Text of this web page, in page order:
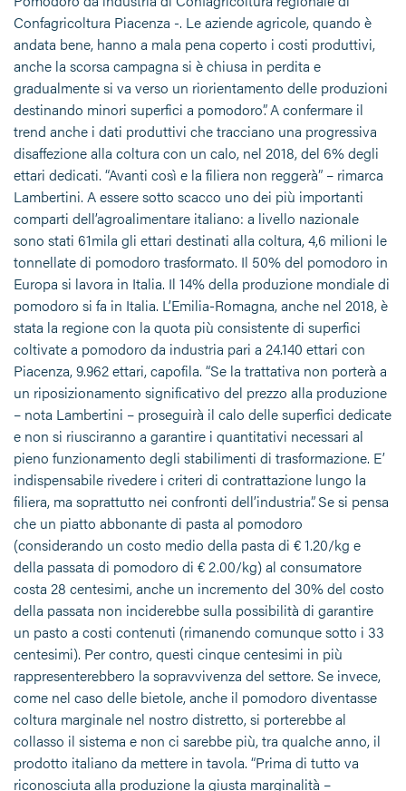
Confagricoltura Piacenza -. Le aziende agricole, quando è
andata bene, hanno a mala pena coperto i costi produttivi,
anche la scorsa campagna si è chiusa in perdita e
gradualmente si va verso un riorientamento delle produzioni
destinando minori superfici a pomodoro”. A confermare il
trend anche i dati produttivi che tracciano una progressiva
disaffezione alla coltura con un calo, nel 2018, del 6% degli
ettari dedicati. “Avanti così e la filiera non reggerà” – rimarca
Lambertini. A essere sotto scacco uno dei più importanti
comparti dell’agroalimentare italiano: a livello nazionale
sono stati 61mila gli ettari destinati alla coltura, 4,6 milioni le
tonnellate di pomodoro trasformato. Il 50% del pomodoro in
Europa si lavora in Italia. Il 14% della produzione mondiale di
pomodoro si fa in Italia. L’Emilia-Romagna, anche nel 2018, è
stata la regione con la quota più consistente di superfici
coltivate a pomodoro da industria pari a 24.140 ettari con
Piacenza, 9.962 ettari, capofila. “Se la trattativa non porterà a
un riposizionamento significativo del prezzo alla produzione
– nota Lambertini – proseguirà il calo delle superfici dedicate
e non si riusciranno a garantire i quantitativi necessari al
pieno funzionamento degli stabilimenti di trasformazione. E’
indispensabile rivedere i criteri di contrattazione lungo la
filiera, ma soprattutto nei confronti dell’industria”. Se si pensa
che un piatto abbonante di pasta al pomodoro
(considerando un costo medio della pasta di € 1.20/kg e
della passata di pomodoro di € 2.00/kg) al consumatore
costa 28 centesimi, anche un incremento del 30% del costo
della passata non inciderebbe sulla possibilità di garantire
un pasto a costi contenuti (rimanendo comunque sotto i 33
centesimi). Per contro, questi cinque centesimi in più
rappresenterebbero la sopravvivenza del settore. Se invece,
come nel caso delle bietole, anche il pomodoro diventasse
coltura marginale nel nostro distretto, si porterebbe al
collasso il sistema e non ci sarebbe più, tra qualche anno, il
prodotto italiano da mettere in tavola. “Prima di tutto va
riconosciuta alla produzione la giusta marginalità –